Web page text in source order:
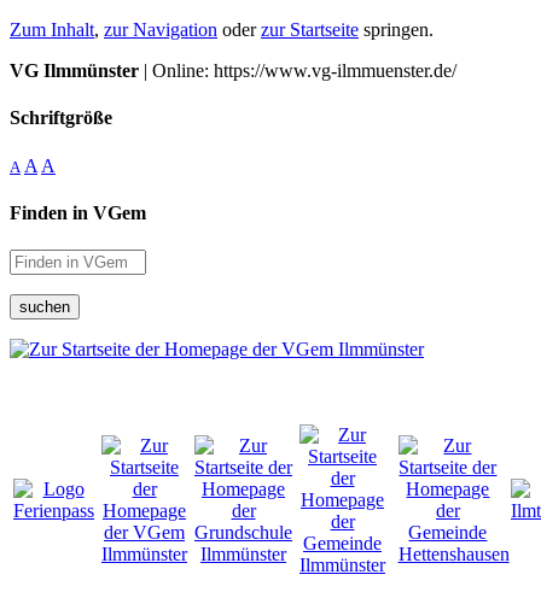
Zum Inhalt, zur Navigation oderzur Startseite springen.
VG Ilmmünster | Online: https://www.vg-ilmmuenster.de/
Schriftgröße
A A A
Finden in VGem
suchen